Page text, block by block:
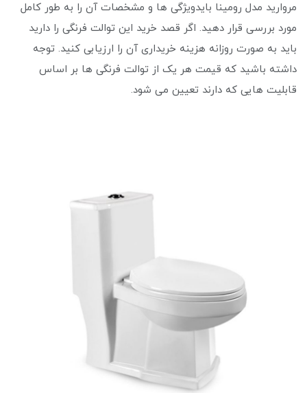
مروارید مدل رومینا بایدویژگی ‌ها و مشخصات آن را به طور کامل
مورد بررسی قرار دهید. اگر قصد خرید این توالت فرنگی را دارید
باید به صورت روزانه هزینه خریداری آن را ارزیابی کنید. توجه
داشته باشید که قیمت هر یک از توالت فرنگی ها بر اساس
قابلیت هایی که دارند تعیین می شود.